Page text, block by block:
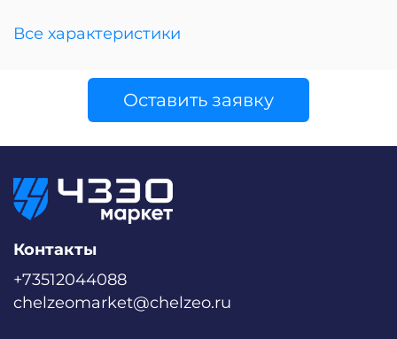
Все характеристики
Оставить заявку
Контакты
+73512044088
chelzeomarket@chelzeo.ru